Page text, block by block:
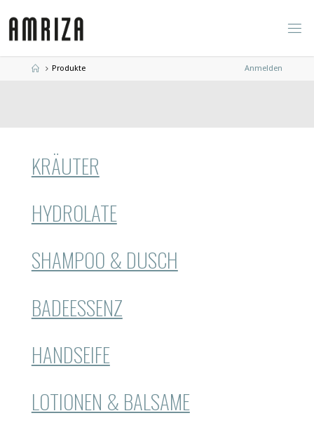
Inhalt
springen
StartProdukte Anmelden
KRÄUTER
HYDROLATE
SHAMPOO & DUSCH
BADEESSENZ
HANDSEIFE
LOTIONEN & BALSAME